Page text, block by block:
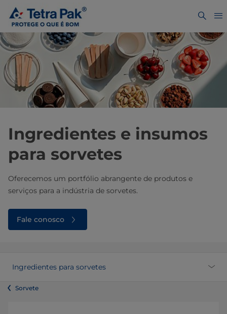
Ingredientes e insumos
para sorvetes
Oferecemos um portfólio abrangente de produtos e
serviços para a indústria de sorvetes.
Fale conosco
Ingredientes para sorvetes
Sorvete